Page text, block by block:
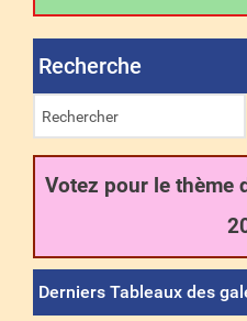
Recherche
Votez pour le thème
Derniers Tableaux des